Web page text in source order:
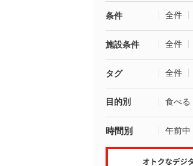
条件 全件
施設条件 全件
タグ 全件
目的別 食べる
時間別 午前中